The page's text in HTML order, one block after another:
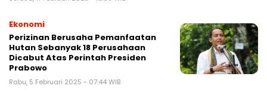
Ekonomi
Perizinan Berusaha Pemanfaatan
Hutan Sebanyak 18 Perusahaan
Dicabut Atas Perintah Presiden
Prabowo
Rabu, 5 Februari 2025 - 07:44 WIB